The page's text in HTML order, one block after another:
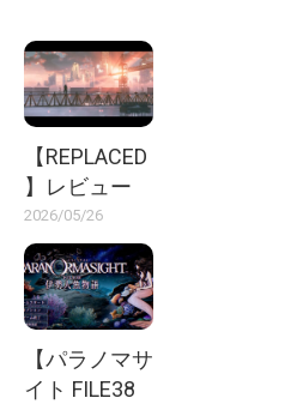
【REPLACED
】レビュー
2026/05/26
【パラノマサ
イト FILE38